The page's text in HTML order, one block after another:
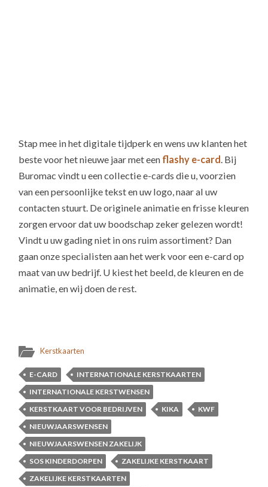
Stap mee in het digitale tijdperk en wens uw klanten het
beste voor het nieuwe jaar met een flashy e-card . Bij
Buromac vindt u een collectie e-cards die u, voorzien
van een persoonlijke tekst en uw logo, naar al uw
contacten stuurt. De originele animatie en frisse kleuren
zorgen ervoor dat uw boodschap zeker gelezen wordt!
Vindt u uw gading niet in ons ruim assortiment? Dan
gaan onze specialisten aan het werk voor een e-card op
maat van uw bedrijf. U kiest het beeld, de kleuren en de
animatie, en wij doen de rest.
Kerstkaarten
E-CARD
INTERNATIONALE KERSTKAARTEN
INTERNATIONALE KERSTWENSEN
KERSTKAART VOOR BEDRIJVEN
KIKA
KWF
NIEUWJAARSWENSEN
NIEUWJAARSWENSEN ZAKELIJK
SOS KINDERDORPEN
ZAKELIJKE KERSTKAART
ZAKELIJKE KERSTKAARTEN